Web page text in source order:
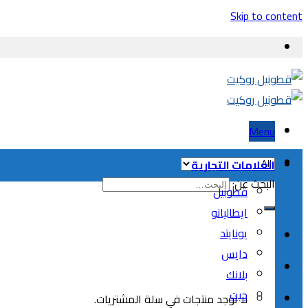
Skip to content
Menu
البحث عن:
لا توجد منتجات في سلة المشتريات.
العلامات التجارية
قطونيل
ايطاليانو
يونايتد
دايس
بلانك
جيت